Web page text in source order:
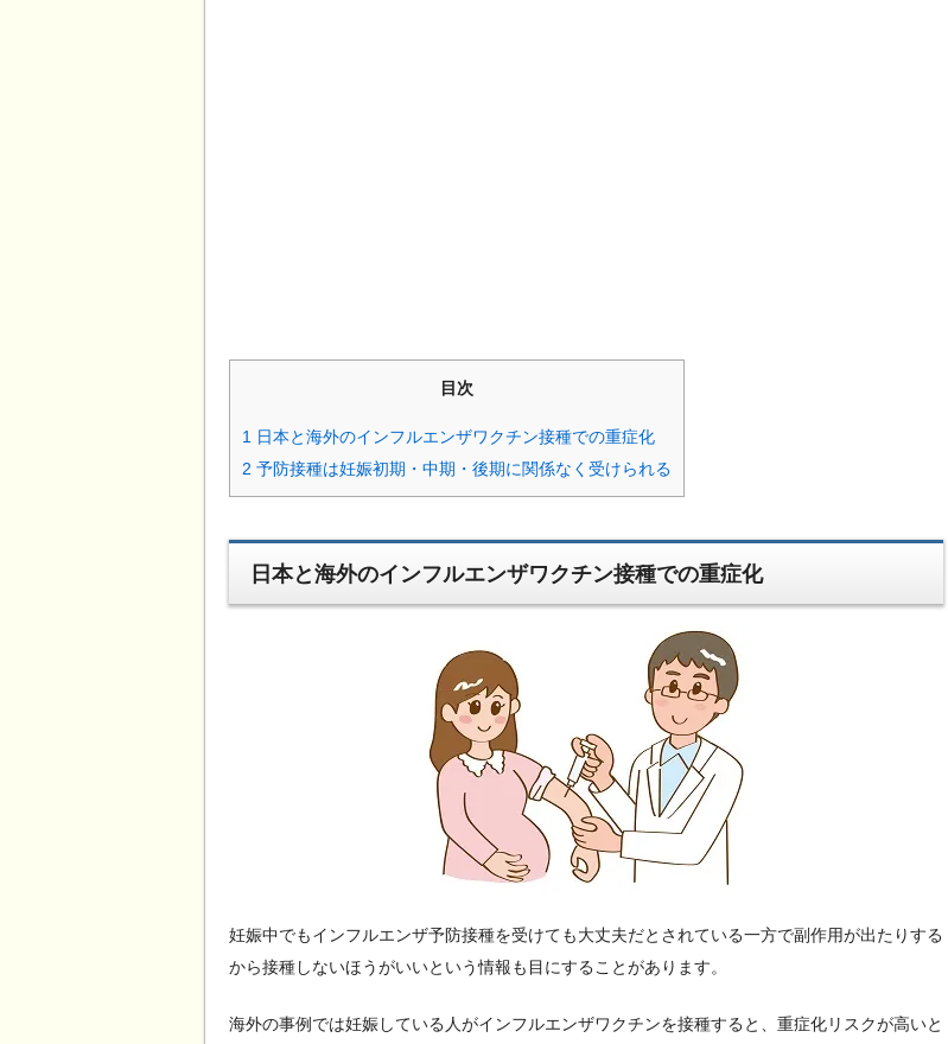
目次
1 日本と海外のインフルエンザワクチン接種での重症化
2 予防接種は妊娠初期・中期・後期に関係なく受けられる
日本と海外のインフルエンザワクチン接種での重症化
妊娠中でもインフルエンザ予防接種を受けても大丈夫だとされている一方で副作用が出たりする
から接種しないほうがいいという情報も目にすることがあります。
海外の事例では妊娠している人がインフルエンザワクチンを接種すると、重症化リスクが高いと